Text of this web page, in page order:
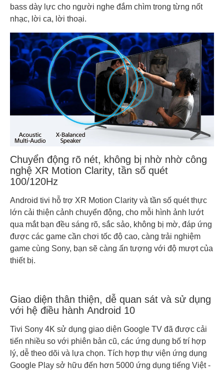
bass dày lực cho người nghe đắm chìm trong từng nốt
nhạc, lời ca, lời thoại.
Chuyển động rõ nét, không bị nhờ nhờ công
nghệ XR Motion Clarity, tần số quét
100/120Hz
Android tivi hỗ trợ XR Motion Clarity và tần số quét thực
lớn cải thiện cảnh chuyển động, cho mỗi hình ảnh lướt
qua mắt bạn đều sáng rõ, sắc sảo, không bị mờ, đáp ứng
được các game cần chơi tốc độ cao, càng trải nghiệm
game cùng Sony, bạn sẽ càng ấn tượng với độ mượt của
thiết bị.
Giao diện thân thiện, dễ quan sát và sử dụng
với hệ điều hành Android 10
Tivi Sony 4K sử dụng giao diện Google TV đã được cải
tiến nhiều so với phiên bản cũ, các ứng dụng bố trí hợp
lý, dễ theo dõi và lựa chọn. Tích hợp thự viện ứng dụng
Google Play sở hữu đến hơn 5000 ứng dụng tiếng Việt -